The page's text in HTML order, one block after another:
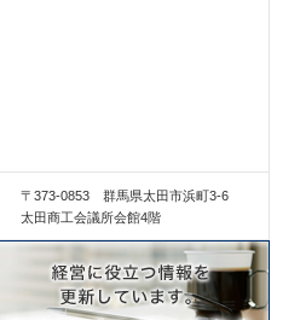
〒373-0853 群馬県太田市浜町3-6
太田商工会議所会館4階